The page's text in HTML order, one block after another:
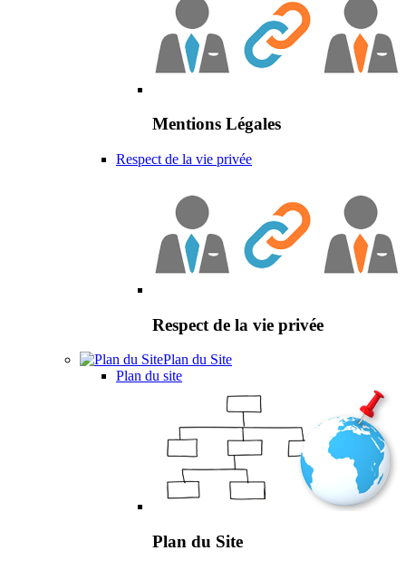
Mentions Légales
Respect de la vie privée
Respect de la vie privée
Plan du Site
Plan du site
Plan du Site